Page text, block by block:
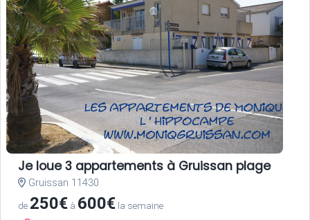
Je loue 3 appartements à Gruissan plage
Gruissan 11430
de 250€ à 600€ la semaine